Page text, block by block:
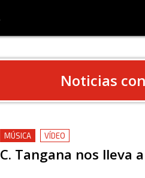
Noticias
MÚSICA VÍDEO
C. Tangana nos lleva